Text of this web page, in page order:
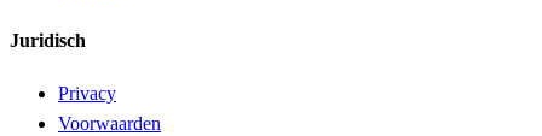
Juridisch
Privacy
Voorwaarden